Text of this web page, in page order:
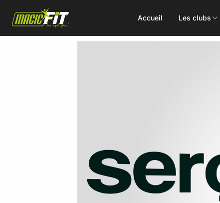
Accueil Les clubs
Renforcement
Perso
Functional